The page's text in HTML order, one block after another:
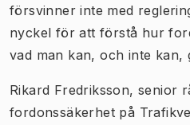
försvinner inte med
nyckel för att förstå hur
vad man kan, och inte kan,
Rikard Fredriksson, senior
fordonssäkerhet på